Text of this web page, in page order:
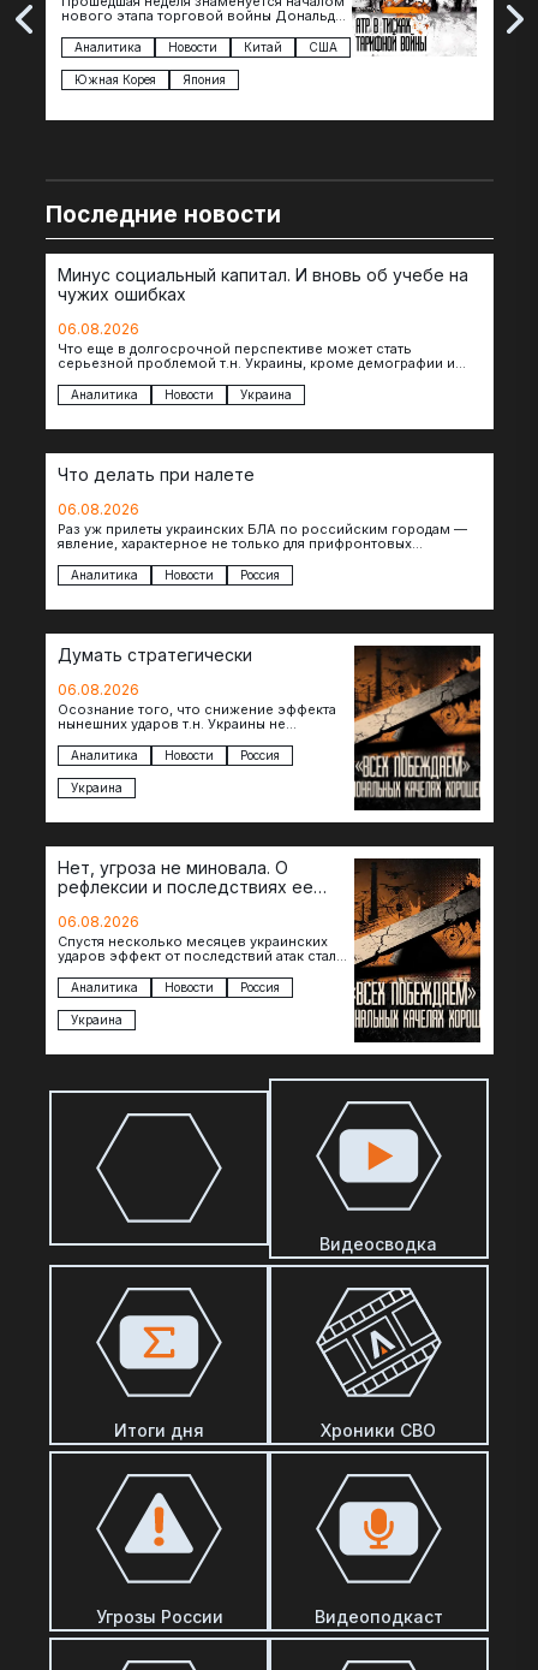
нового этапа торговой войны Дональда
импорта из более 100 стран…
Аналитика Новости Китай США
Южная Корея Япония
The
Последние новости
Минус социальный капитал. И вновь об учебе на
чужих ошибках
06.08.2026
Что еще в долгосрочной перспективе может стать
серьезной проблемой т.н. Украины, кроме демографии и
которых будет…
Аналитика Новости Украина
Что делать при налете
06.08.2026
Раз уж прилеты украинских БЛА по российским городам —
явление, характерное не только для прифронтовых
Аналитика Новости Россия
Думать стратегически
06.08.2026
Осознание того, что снижение эффекта
нынешних ударов т.н. Украины не
возможностей — повод задаться
вопросом: что делать…
Аналитика Новости Россия
Украина
Нет, угроза не миновала. О
рефлексии и последствиях ее
06.08.2026
Спустя несколько месяцев украинских
ударов эффект от последствий атак стал
коллапса розничной торговли не…
Аналитика Новости Россия
Украина
Видеосводка
Итоги дня Хроники СВО
Угрозы России Видеоподкаст